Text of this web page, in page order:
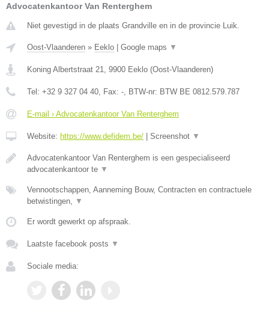
Advocatenkantoor Van Renterghem
Niet gevestigd in de plaats Grandville en in de provincie Luik.
Oost-Vlaanderen » Eeklo Google maps ▼
Koning Albertstraat 21, 9900 Eeklo (Oost-Vlaanderen)
Tel: +32 9 327 04 40, Fax: -, BTW-nr: BTW BE 0812.579.787
E-mail › Advocatenkantoor Van Renterghem
Website: https://www.defidem.be/ Screenshot ▼
Advocatenkantoor Van Renterghem is een gespecialiseerd
advocatenkantoor te ▼
Vennootschappen, Aanneming Bouw, Contracten en contractuele
betwistingen, ▼
Er wordt gewerkt op afspraak.
Laatste facebook posts ▼
Sociale media: